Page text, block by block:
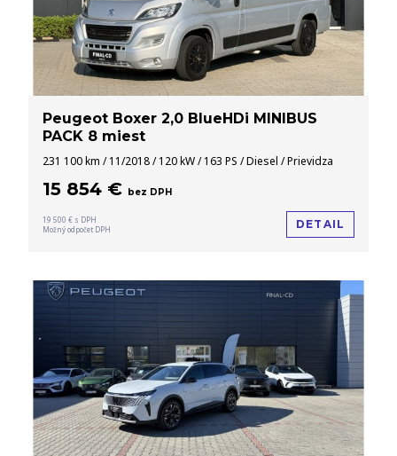
Peugeot Boxer 2,0 BlueHDi MINIBUS
PACK 8 miest
231 100 km / 11/2018 / 120 kW / 163 PS / Diesel / Prievidza
15 854 € bez DPH
19 500 € s DPH
Možný odpočet DPH
DETAIL